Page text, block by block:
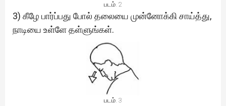
படம். 2
3) கீழே பார்ப்பது போல் தலையை முன்னோக்கி சாய்த்து,
நாடியை உள்ளே தள்ளுங்கள்.
படம். 3